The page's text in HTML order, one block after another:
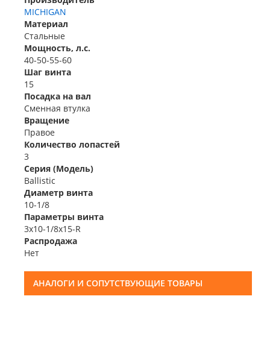
MICHIGAN
Материал
Стальные
Мощность, л.с.
40-50-55-60
Шаг винта
15
Посадка на вал
Сменная втулка
Вращение
Правое
Количество лопастей
3
Серия (Модель)
Ballistic
Диаметр винта
10-1/8
Параметры винта
3x10-1/8x15-R
Распродажа
Нет
АНАЛОГИ И СОПУТСТВУЮЩИЕ ТОВАРЫ